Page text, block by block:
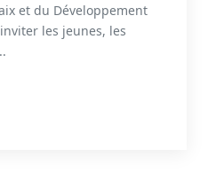
et du Développement
les jeunes, les